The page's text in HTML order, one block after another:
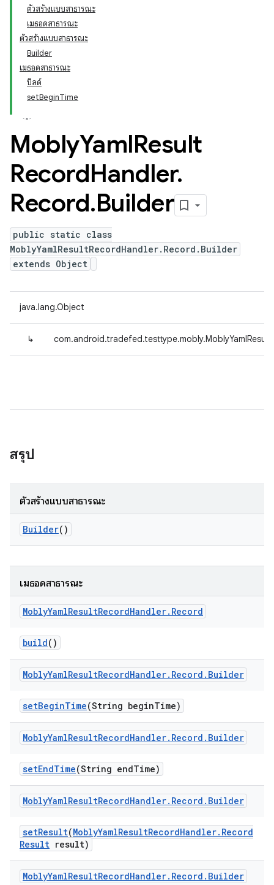
ตัวสร้างแบบสาธารณะ
เมธอดสาธารณะ
ตัวสร้างแบบสาธารณะ
Builder
เมธอดสาธารณะ
บิลด์
setBeginTime
MoblyYamlResult
RecordHandler.
Record.Builder
public static class
MoblyYamlResultRecordHandler.Record.Builder
extends Object
java.lang.Object
↳
สรุป
ตัวสร้างแบบสาธารณะ
Builder()
เมธอดสาธารณะ
MoblyYamlResultRecordHandler. Record
build()
MoblyYamlResultRecordHandler. Record . Builder
setBeginTime(String beginTime)
MoblyYamlResultRecordHandler. Record . Builder
setEndTime(String endTime)
MoblyYamlResultRecordHandler. Record . Builder
setResult(MoblyYamlResultRecordHandler. Record
Result result)
MoblyYamlResultRecordHandler. Record . Builder